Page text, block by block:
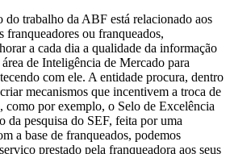
do trabalho da ABF está relacionado aos
franqueadores ou franqueados,
a cada dia a qualidade da informação
de Inteligência de Mercado para
com ele. A entidade procura, dentro
mecanismos que incentivem a troca de
como por exemplo, o Selo de Excelência
da pesquisa do SEF, feita por uma
a base de franqueados, podemos
prestado pela franqueadora aos seus